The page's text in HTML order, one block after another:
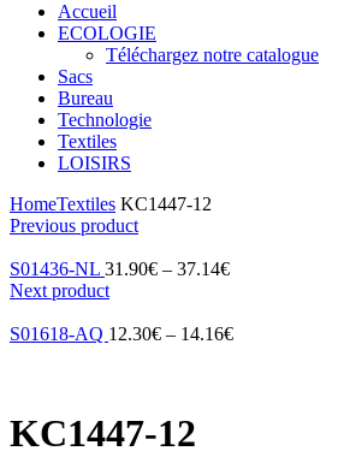
Accueil
ECOLOGIE
Téléchargez notre catalogue
Sacs
Bureau
Technologie
Textiles
LOISIRS
HomeTextiles KC1447-12
Previous product
S01436-NL 31.90€ – 37.14€
Next product
S01618-AQ 12.30€ – 14.16€
KC1447-12